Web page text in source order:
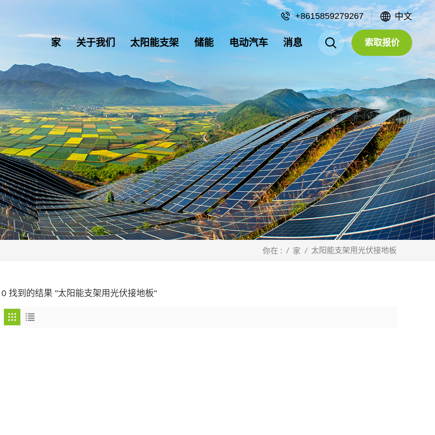
+8615859279267 中文
家 关于我们 太阳能支架 储能 电动汽车 消息 索取报价
你在 : / 家 / 太阳能支架用光伏接地板
0 找到的结果 "太阳能支架用光伏接地板"